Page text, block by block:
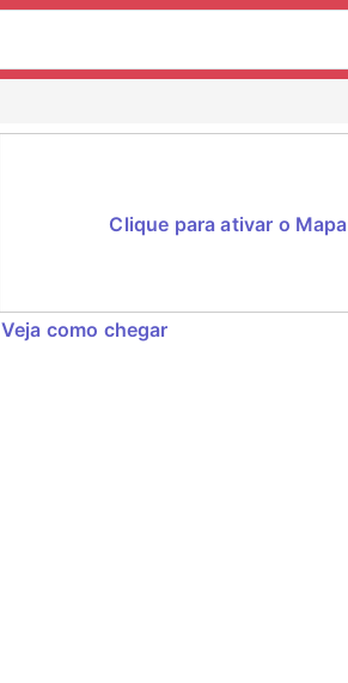
Clique para ativar o Mapa
Veja como chegar